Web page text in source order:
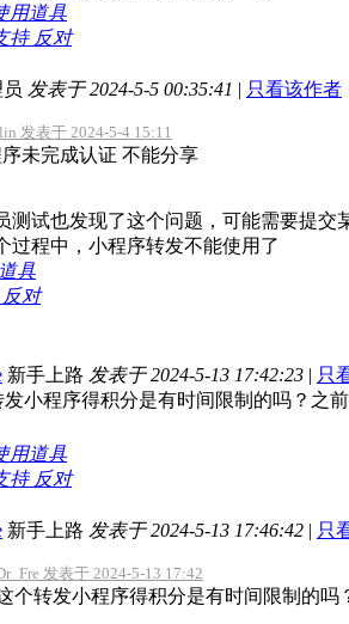
用道具
持 反对
发表于 2024-5-5 00:35:41 | 只看该作者
发表于 2024-5-4 15:11
未完成认证 不能分享
测试也发现了这个问题，可能需要提
过程中，小程序转发不能使用了
具
反对
新手上路 发表于 2024-5-13 17:42:23 | 只
发小程序得积分是有时间限制的吗？之
用道具
持 反对
新手上路 发表于 2024-5-13 17:46:42 | 只
发表于 2024-5-13 17:42
个转发小程序得积分是有时间限制的